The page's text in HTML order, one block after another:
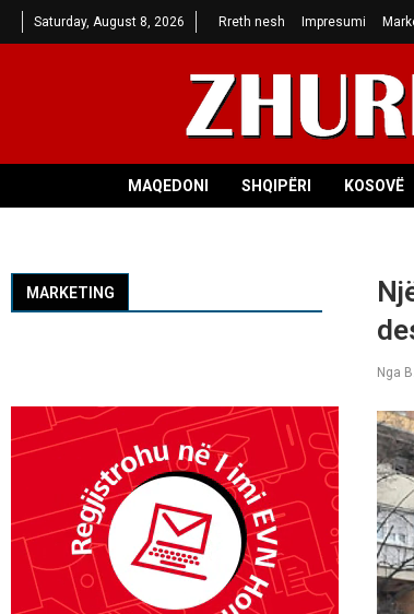
Saturday, August 8, 2026 Rreth nesh Impresumi
MAQEDONI SHQIPËRI KOSOVË
Nga
MARKETING